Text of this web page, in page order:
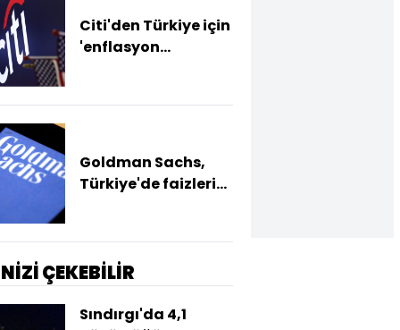
Citi'den Türkiye için
'enflasyon
Goldman Sachs,
Türkiye'de faizlerin
öngörüyor
ÇEKEBİLİR
Sındırgı'da 4,1